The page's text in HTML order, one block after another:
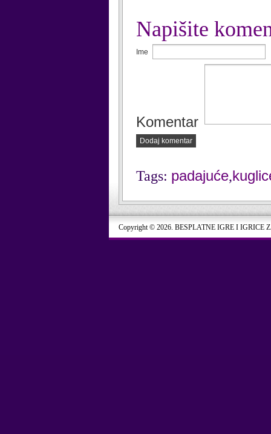
Napišite
Ime
Komentar
Dodaj komentar
Tags: padajuće,
Copyright © 2026. BESPLATNE IGRE I IGRICE